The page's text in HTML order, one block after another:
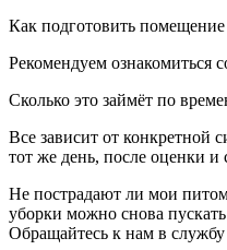
Как подготовить помещение
Рекомендуем ознакомиться
Сколько это займёт по
Все зависит от конкретной
тот же день, после оценки и
Не пострадают ли мои
уборки можно снова
Обращайтесь к нам в